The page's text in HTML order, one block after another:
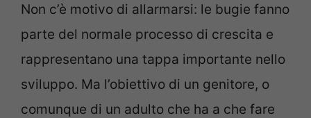
Non c’è motivo di allarmarsi: le bugie fanno
parte del normale processo di crescita e
rappresentano una tappa importante nello
sviluppo. Ma l’obiettivo di un genitore, o
comunque di un adulto che ha a che fare